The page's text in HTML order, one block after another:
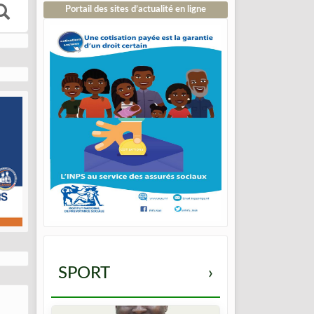
Portail des sites d’actualité en ligne
SPORT ›